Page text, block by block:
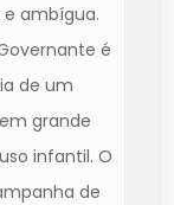
ambígua.
é
de um
grande
infantil. O
de